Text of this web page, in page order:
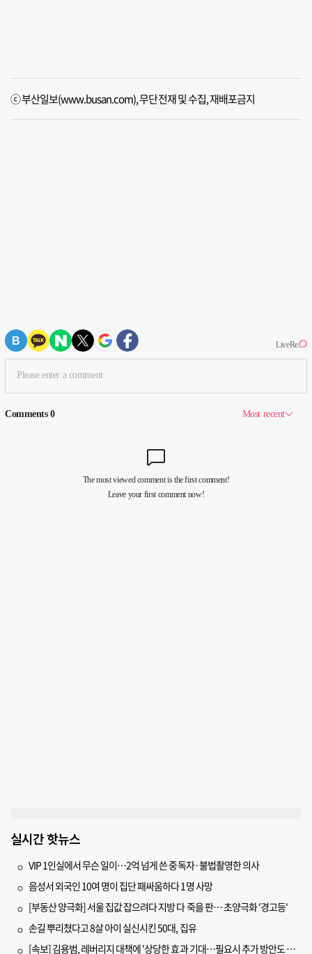
ⓒ 부산일보(www.busan.com), 무단전재 및 수집, 재배포금지
실시간 핫뉴스
VIP 1인실에서 무슨 일이…2억 넘게 쓴 중독자·불법촬영한 의사
음성서 외국인 10여 명이 집단 패싸움하다 1명 사망
[부동산 양극화] 서울 집값 잡으려다 지방 다 죽을 판… 초양극화 '경고등'
손길 뿌리쳤다고 8살 아이 실신시킨 50대, 집유
[속보] 김용범, 레버리지 대책에 '상당한 효과 기대…필요시 추가 방안도 검토'